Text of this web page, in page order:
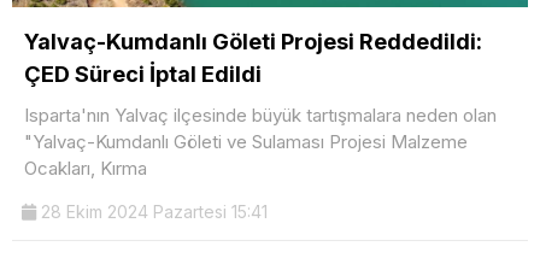
Yalvaç-Kumdanlı Göleti Projesi Reddedildi:
ÇED Süreci İptal Edildi
Isparta'nın Yalvaç ilçesinde büyük tartışmalara neden olan
"Yalvaç-Kumdanlı Göleti ve Sulaması Projesi Malzeme
Ocakları, Kırma
28 Ekim 2024 Pazartesi 15:41